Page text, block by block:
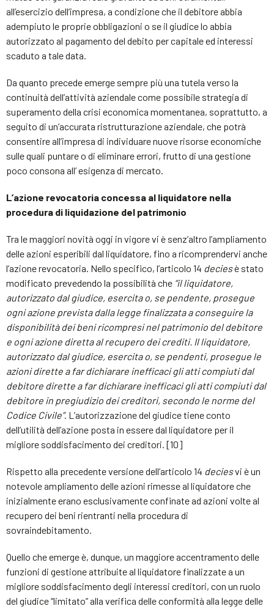
all’esercizio dell’impresa, a condizione che il debitore abbia
adempiuto le proprie obbligazioni o se il giudice lo abbia
autorizzato al pagamento del debito per capitale ed interessi
scaduto a tale data.
Da quanto precede emerge sempre più una tutela verso la
continuità dell’attività aziendale come possibile strategia di
superamento della crisi economica momentanea, soprattutto, a
seguito di un’accurata ristrutturazione aziendale, che potrà
consentire all’impresa di individuare nuove risorse economiche
sulle quali puntare o di eliminare errori, frutto di una gestione
poco consona all’ esigenza di mercato.
L’azione revocatoria concessa al liquidatore nella
procedura di liquidazione del patrimonio
Tra le maggiori novità oggi in vigore vi è senz’altro l’ampliamento
delle azioni esperibili dal liquidatore, fino a ricomprendervi anche
l’azione revocatoria. Nello specifico, l’articolo 14 deciesè stato
modificato prevedendo la possibilità che “il liquidatore,
autorizzato dal giudice, esercita o, se pendente, prosegue
ogni azione prevista dalla legge finalizzata a conseguire la
disponibilità dei beni ricompresi nel patrimonio del debitore
e ogni azione diretta al recupero dei crediti. Il liquidatore,
autorizzato dal giudice, esercita o, se pendenti, prosegue le
azioni dirette a far dichiarare inefficaci gli atti compiuti dal
debitore dirette a far dichiarare inefficaci gli atti compiuti dal
debitore in pregiudizio dei creditori, secondo le norme del
Codice Civile”. L’autorizzazione del giudice tiene conto
dell’utilità dell’azione posta in essere dal liquidatore per il
migliore soddisfacimento dei creditori. [10]
Rispetto alla precedente versione dell’articolo 14 deciesvi è un
notevole ampliamento delle azioni rimesse al liquidatore che
inizialmente erano esclusivamente confinate ad azioni volte al
recupero dei beni rientranti nella procedura di
sovraindebitamento.
Quello che emerge è, dunque, un maggiore accentramento delle
funzioni di gestione attribuite al liquidatore finalizzate a un
migliore soddisfacimento degli interessi creditori, con un ruolo
del giudice “limitato” alla verifica delle conformità alla legge delle